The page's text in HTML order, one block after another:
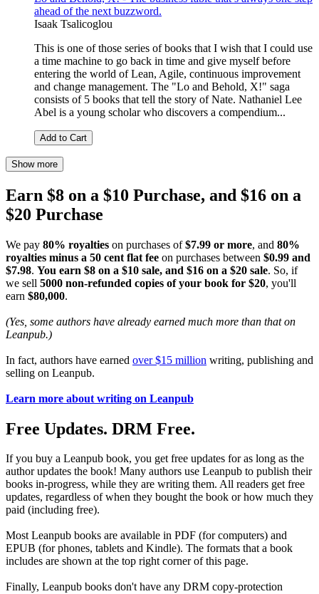
ahead of the next buzzword.
Isaak Tsalicoglou
This is one of those series of books that I wish that I could use
a time machine to go back in time and give myself before
entering the world of Lean, Agile, continuous improvement
and change management. The "Lo and Behold, X!" saga
consists of 5 books that tell the story of Nate. Nathaniel Lee
Abel is a young scholar who discovers a compendium...
Add to Cart
Show more
Earn $8 on a $10 Purchase, and $16 on a
$20 Purchase
We pay 80% royalties on purchases of$7.99 or more, and 80%
royalties minus a 50 cent flat fee on purchases between $0.99 and
$7.98. You earn $8 on a $10 sale, and $16 on a $20 sale. So, if
we sell 5000 non-refunded copies of your book for $20, you'll
earn $80,000.
(Yes, some authors have already earned much more than that on
Leanpub.)
In fact, authors have earned over $15 million writing, publishing and
selling on Leanpub.
Learn more about writing on Leanpub
Free Updates. DRM Free.
If you buy a Leanpub book, you get free updates for as long as the
author updates the book! Many authors use Leanpub to publish their
books in-progress, while they are writing them. All readers get free
updates, regardless of when they bought the book or how much they
paid (including free).
Most Leanpub books are available in PDF (for computers) and
EPUB (for phones, tablets and Kindle). The formats that a book
includes are shown at the top right corner of this page.
Finally, Leanpub books don't have any DRM copy-protection